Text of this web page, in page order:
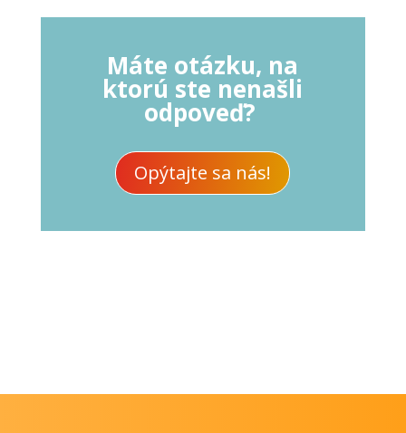
Máte otázku, na
ktorú ste nenašli
odpoveď?
Opýtajte sa nás!